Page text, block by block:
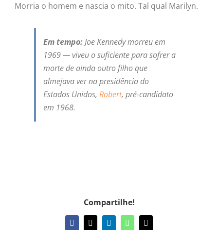
Morria o homem e nascia o mito. Tal qual Marilyn.
Em tempo:Joe Kennedy morreu em
1969 — viveu o suficiente para sofrer a
morte de ainda outro filho que
almejava ver na presidência do
Estados Unidos, Robert, pré-candidato
em 1968.
Compartilhe!
Facebook
X LinkedInWhatsApp
E-